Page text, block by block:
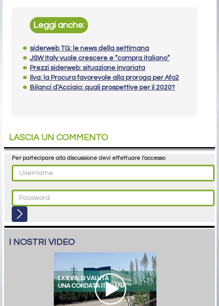
Leggi anche:
siderweb TG: le news della settimana
JSW Italy vuole crescere e “compra italiano”
Prezzi siderweb: situazione invariata
Ilva: la Procura favorevole alla proroga per Afo2
Bilanci d’Acciaio: quali prospettive per il 2020?
LASCIA UN COMMENTO
Per partecipare alla discussione devi effettuare l'accesso
I NOSTRI VIDEO